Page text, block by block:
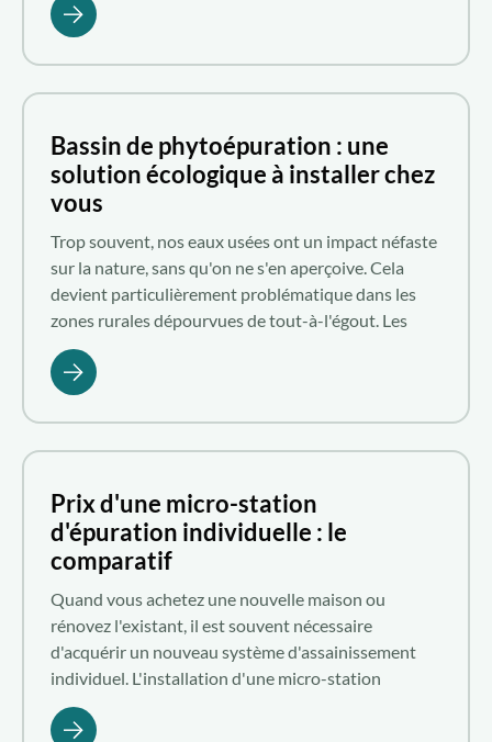
Lorsque votre maison n'est pas raccordée à un
système de traitement collectif, vous devez recourir
à l'assainissement individuel. Leader français des
solutions de gestion écologique des eaux usées,
particulier.
Bassin de phytoépuration : une
solution écologique à installer chez
vous
Trop souvent, nos eaux usées ont un impact néfaste
sur la nature, sans qu'on ne s'en aperçoive. Cela
devient particulièrement problématique dans les
zones rurales dépourvues de tout-à-l'égout. Les
bassins de phytoépuration exploitent le pouvoir
filtrant de certaines plantes pour dépolluer
efficacement les eaux usées. Focus sur le bassin de
phythoépuration d'Aquatiris.
Prix d'une micro-station
d'épuration individuelle : le
comparatif
Quand vous achetez une nouvelle maison ou
rénovez l'existant, il est souvent nécessaire
d'acquérir un nouveau système d'assainissement
individuel. L'installation d'une micro-station
d'épuration au meilleur tarif repose sur un bon
comparatif des prix. Suivez ces conseils de Aquatiris